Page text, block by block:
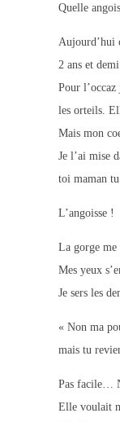
Quelle
Aujourd’hui
2 ans et
Pour
les orteils.
Mais mon
Je l’ai mise
toi maman
L’angoisse !
La gorge me
Mes yeux
Je sers les
« Non ma
mais tu
Pas facile…
Elle voulait